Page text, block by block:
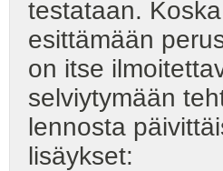
testataan.
esittämään
on itse
selviytymään
lennosta
lisäykset: